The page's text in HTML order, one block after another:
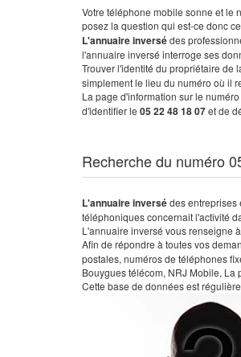
Votre téléphone mobile sonne et le
posez la question qui est-ce donc
L'annuaire inversédes
l'annuaire inversé interroge ses
Trouver l'identité du propriétaire de
simplement le lieu du numéro où il
La page d'information sur le
d'identifier le 05 22 48 18 07et de
Recherche du numéro
L'annuaire inversédes entreprises
téléphoniques concernait l'activité
L'annuaire inversé vous renseigne
Afin de répondre à toutes vos
postales, numéros de téléphones
Bouygues télécom, NRJ Mobile, La
Cette base de données est